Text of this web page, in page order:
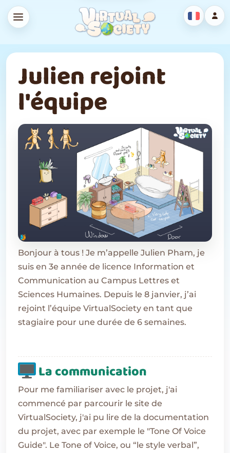
Julien rejoint
l'équipe
Bonjour à tous ! Je m’appelle Julien Pham, je
suis en 3e année de licence Information et
Communication au Campus Lettres et
Sciences Humaines. Depuis le 8 janvier, j’ai
rejoint l’équipe VirtualSociety en tant que
stagiaire pour une durée de 6 semaines.
La communication
Pour me familiariser avec le projet, j'ai
commencé par parcourir le site de
VirtualSociety, j'ai pu lire de la documentation
du projet, avec par exemple le "Tone Of Voice
Guide". Le Tone of Voice, ou “le style verbal”,